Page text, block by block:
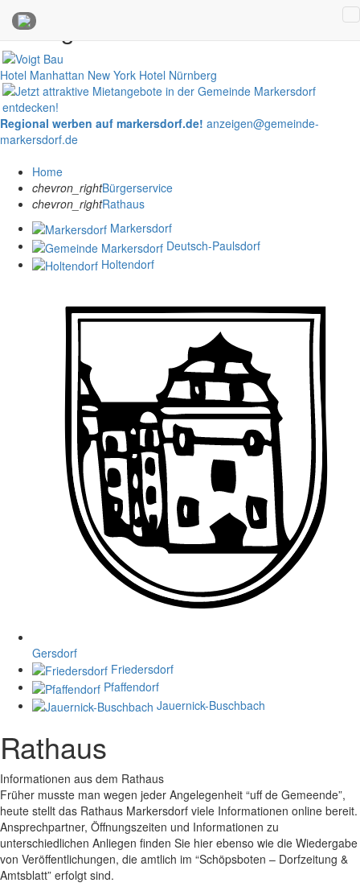
Anzeigen
Hotel Manhattan New York Hotel Nürnberg
Regional werben auf markersdorf.de! anzeigen@gemeinde-
markersdorf.de
Home
chevron_rightBürgerservice
chevron_rightRathaus
Markersdorf
Deutsch-Paulsdorf
Holtendorf
Gersdorf
Friedersdorf
Pfaffendorf
Jauernick-Buschbach
Rathaus
Informationen aus dem Rathaus
Früher musste man wegen jeder Angelegenheit “uff de Gemeende”,
heute stellt das Rathaus Markersdorf viele Informationen online bereit.
Ansprechpartner, Öffnungszeiten und Informationen zu
unterschiedlichen Anliegen finden Sie hier ebenso wie die Wiedergabe
von Veröffentlichungen, die amtlich im “Schöpsboten – Dorfzeitung &
Amtsblatt” erfolgt sind.